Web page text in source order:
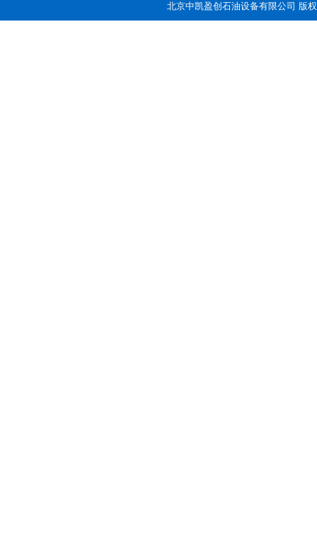
北京中凯盈创石油设备有限公司 版